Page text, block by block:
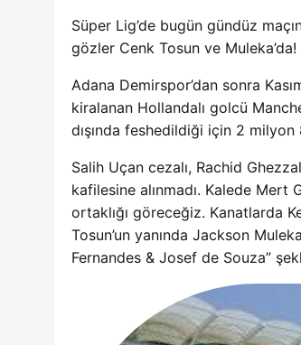
Süper Lig’de bugün gündüz
gözler Cenk Tosun ve
Adana Demirspor’dan sonra
kiralanan Hollandalı golcü
dışında feshedildiği için 2
Salih Uçan cezalı, Rachid
kafilesine alınmadı. Kalede Mert
ortaklığı göreceğiz. Kanatlarda
Tosun’un yanında Jackson
Fernandes & Josef de Souza”